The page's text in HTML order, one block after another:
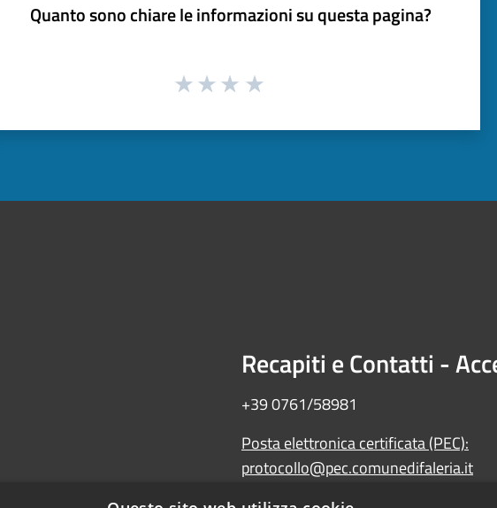
Quanto sono chiare le informazioni su questa pagina?
Recapiti e Contatti -
+39 0761/58981
Posta elettronica certificata (PEC):
protocollo@pec.comunedifaleria.it